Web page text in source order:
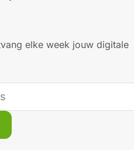
elke week jouw digitale